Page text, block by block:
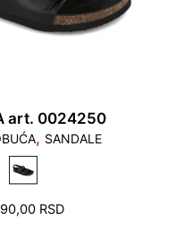
art. 0024250
, SANDALE
RSD